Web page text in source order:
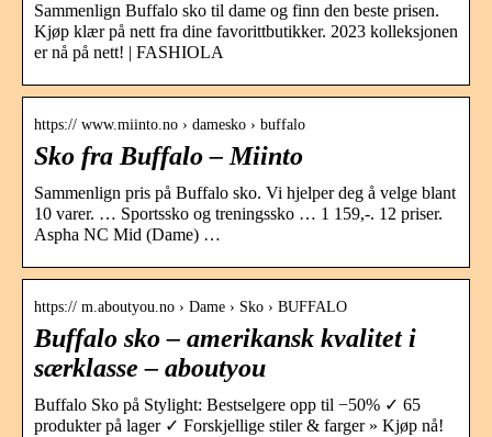
Sammenlign Buffalo sko til dame og finn den beste prisen.
Kjøp klær på nett fra dine favorittbutikker. 2023 kolleksjonen
er nå på nett! | FASHIOLA
https:// www.miinto.no › damesko › buffalo
Sko fra Buffalo – Miinto
Sammenlign pris på Buffalo sko. Vi hjelper deg å velge blant
10 varer. … Sportssko og treningssko … 1 159,-. 12 priser.
Aspha NC Mid (Dame) …
https:// m.aboutyou.no › Dame › Sko › BUFFALO
Buffalo sko – amerikansk kvalitet i
særklasse – aboutyou
Buffalo Sko på Stylight: Bestselgere opp til −50% ✓ 65
produkter på lager ✓ Forskjellige stiler & farger » Kjøp nå!